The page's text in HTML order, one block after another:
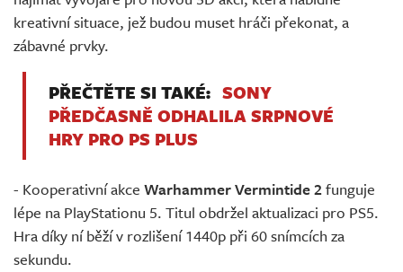
kreativní situace, jež budou muset hráči překonat, a
zábavné prvky.
PŘEČTĚTE SI TAKÉ: SONY
PŘEDČASNĚ ODHALILA SRPNOVÉ
HRY PRO PS PLUS
- Kooperativní akce Warhammer Vermintide 2funguje
lépe na PlayStationu 5. Titul obdržel aktualizaci pro PS5.
Hra díky ní běží v rozlišení 1440p při 60 snímcích za
sekundu.